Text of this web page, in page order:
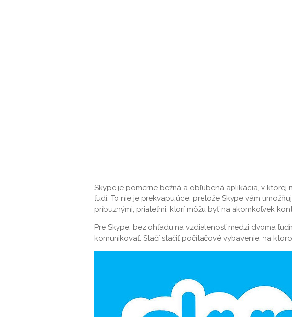
Skype je pomerne bežná a obľúbená aplikácia, v ktorej
ľudí. To nie je prekvapujúce, pretože Skype vám
príbuznými, priateľmi, ktorí môžu byť na akomkoľvek
Pre Skype, bez ohľadu na vzdialenosť medzi dvoma
komunikovať. Stačí stačiť počítačové vybavenie, na